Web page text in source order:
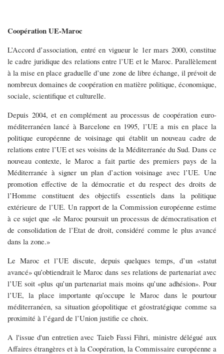
Coopération UE-Maroc
L’Accord d’association, entré en vigueur le 1er mars 2000, constitue
le cadre juridique des relations entre l’UE et le Maroc. Parallèlement
à la mise en place graduelle d’une zone de libre échange, il prévoit de
nombreux domaines de coopération en matière politique, économique,
sociale, scientifique et culturelle.
Depuis 2004, et en complément au processus de coopération euro-
méditerranéen lancé à Barcelone en 1995, l’UE a mis en place la
politique européenne de voisinage qui établit un nouveau cadre de
relations entre l’UE et ses voisins de la Méditerranée du Sud. Dans ce
nouveau contexte, le Maroc a fait partie des premiers pays de la
Méditerranée à signer un plan d’action voisinage avec l’UE. Une
promotion effective de la démocratie et du respect des droits de
l’Homme constituent des objectifs essentiels dans la politique
extérieure de l’UE. Un rapport de la Commission européenne estime
à ce sujet que «le Maroc poursuit un processus de démocratisation et
de consolidation de l’Etat de droit, considéré comme le plus avancé
dans la zone.»
Le Maroc et l’UE discute, depuis quelques temps, d’un «statut
avancé» qu’obtiendrait le Maroc dans ses relations de partenariat avec
l’UE soit «plus qu’un partenariat mais moins qu’une adhésion». Pour
l’UE, la place importante qu’occupe le Maroc dans le pourtour
méditerranéen, sa situation géopolitique et géostratégique comme sa
proximité à l’égard de l’Union justifie ce choix.
A l'issue d'un entretien avec Taieb Fassi Fihri, ministre délégué aux
Affaires étrangères et à la Coopération, la Commissaire européenne a